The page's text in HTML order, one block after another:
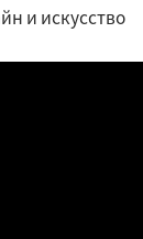
и искусство